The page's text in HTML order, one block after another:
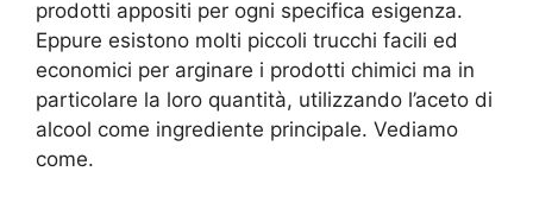
prodotti appositi per ogni specifica esigenza.
Eppure esistono molti piccoli trucchi facili ed
economici per arginare i prodotti chimici ma in
particolare la loro quantità, utilizzando l’aceto di
alcool come ingrediente principale. Vediamo
come.